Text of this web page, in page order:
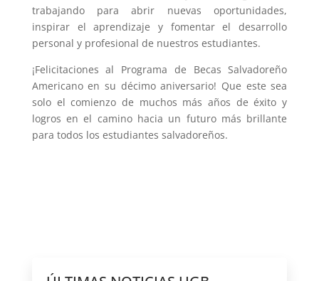
trabajando para abrir nuevas oportunidades,
inspirar el aprendizaje y fomentar el desarrollo
personal y profesional de nuestros estudiantes.
¡Felicitaciones al Programa de Becas Salvadoreño
Americano en su décimo aniversario! Que este sea
solo el comienzo de muchos más años de éxito y
logros en el camino hacia un futuro más brillante
para todos los estudiantes salvadoreños.